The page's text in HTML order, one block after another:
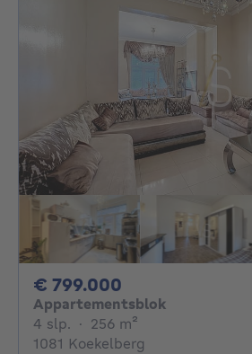
€ 799.000
Appartementsblok
4 slp. 4 slaapkamers
· 256 m²
1081 Koekelberg